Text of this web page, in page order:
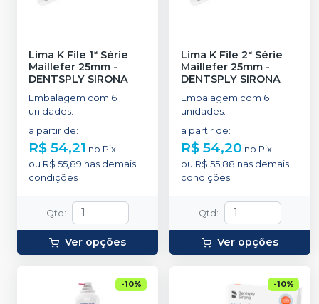
Lima K File 1ª Série
Maillefer 25mm -
DENTSPLY SIRONA
Embalagem com 6
unidades.
a partir de:
R$ 54,21 no Pix
ou R$ 55,89 nas demais
condições
Qtd:
Ver opções
Lima K File 2ª Série
Maillefer 25mm -
DENTSPLY SIRONA
Embalagem com 6
unidades.
a partir de:
R$ 54,20 no Pix
ou R$ 55,88 nas demais
condições
Qtd:
Ver opções
-10% -10%